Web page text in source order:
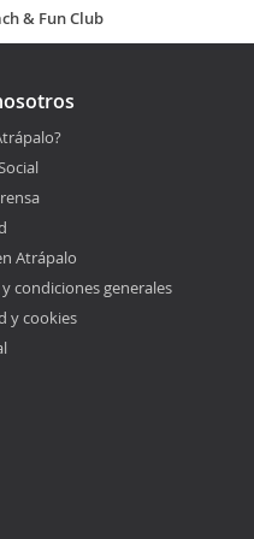
& Fun Club
Atrápalo
condiciones generales
y cookies